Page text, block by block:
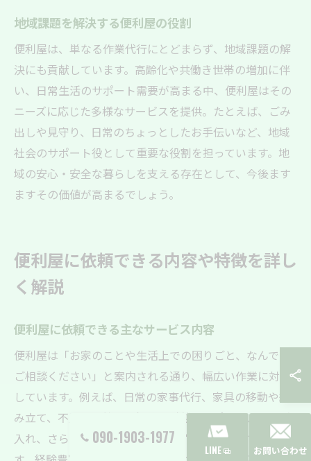
地域課題を解決する便利屋の役割
便利屋は、単なる作業代行にとどまらず、地域課題の解
決にも貢献しています。高齢化や共働き世帯の増加に伴
い、日常生活のサポート需要が高まる中、便利屋はその
ニーズに応じた多様なサービスを提供。たとえば、ごみ
出しや見守り、日常のちょっとしたお手伝いなど、地域
社会のサポート役として重要な役割を担っています。地
域の安心・安全な暮らしを支える存在として、今後ます
ますその価値が高まるでしょう。
便利屋に依頼できる内容や特徴を詳し
く解説
便利屋に依頼できる主なサービス内容
便利屋は「お家のことや生活上での困りごと、なんでも
ご相談ください」と案内される通り、幅広い作業に対応
しています。例えば、日常の家事代行、家具の移動や組
み立て、不用品の整理や処分、引越しサポート、庭の手
入れ、さらにはちょっとした修繕作業まで相談できま
090-1903-1977
LINE お問い合わせ